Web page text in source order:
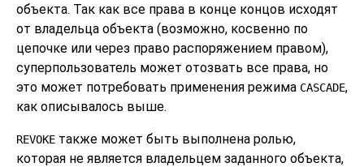
объекта. Так как все права в конце концов исходят
от владельца объекта (возможно, косвенно по
цепочке или через право распоряжением правом),
суперпользователь может отозвать все права, но
это может потребовать применения режима CASCADE,
как описывалось выше.
REVOKE также может быть выполнена ролью,
которая не является владельцем заданного объекта,